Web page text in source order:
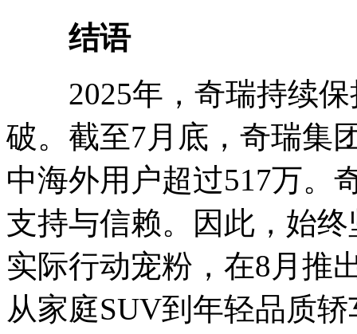
结语
2025年，奇瑞持续保
破。截至7月底，奇瑞集
中海外用户超过517万。
支持与信赖。因此，始
实际行动宠粉，在8月推
从家庭SUV到年轻品质